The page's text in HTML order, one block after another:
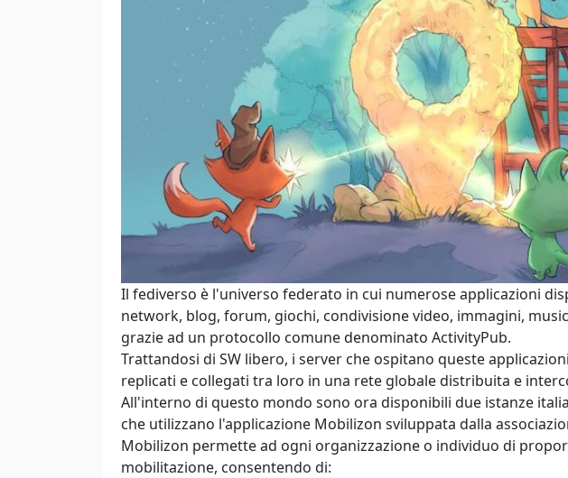
Il fediverso è l'universo federato in cui numerose applicazioni
network, blog, forum, giochi, condivisione video, immagini,
grazie ad un protocollo comune denominato ActivityPub.
Trattandosi di SW libero, i server che ospitano queste
replicati e collegati tra loro in una rete globale distribuita e
All'interno di questo mondo sono ora disponibili due istanze
che utilizzano l'applicazione Mobilizon sviluppata dalla
Mobilizon permette ad ogni organizzazione o individuo di
mobilitazione, consentendo di: